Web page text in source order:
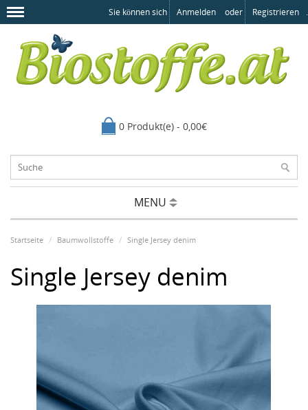
Sie können sich Anmelden oder Registrieren .
0 Produkt(e) - 0,00€
MENU
Startseite Baumwollstoffe Single Jersey denim
Single Jersey denim